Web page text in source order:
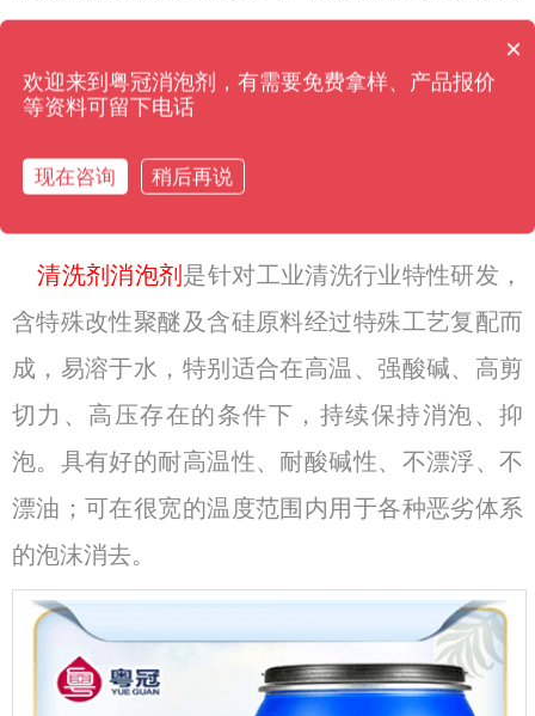
中的成分可能对环境造成污染。当泡沫被冲洗到
排水系统中时，可能会对水体生态系统产生负面
影响。此外，一些清洗剂中的成分也可能对土壤
清洗剂消泡剂 是针对工业清洗行业特性研发，
含特殊改性聚醚及含硅原料经过特殊工艺复配而
成，易溶于水，特别适合在高温、强酸碱、高剪
切力、高压存在的条件下，持续保持消泡、抑
泡。具有好的耐高温性、耐酸碱性、不漂浮、不
漂油；可在很宽的温度范围内用于各种恶劣体系
的泡沫消去。
你们是怎么收费的呢？
×
欢迎来到粤冠消泡剂，有需要免费拿样、产品报价
等资料可留下电话
现在咨询 稍后再说